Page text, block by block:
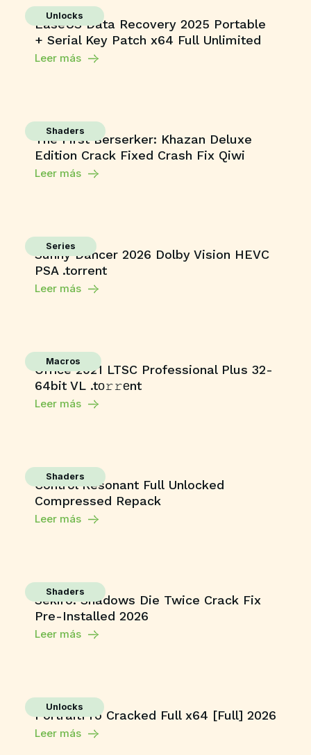
Unlocks
EaseUS Data Recovery 2025 Portable
+ Serial Key Patch x64 Full Unlimited
Leer más
Shaders
The First Berserker: Khazan Deluxe
Edition Crack Fixed Crash Fix Qiwi
Leer más
Series
Sunny Dancer 2026 Dolby Vision HEVC
PSA .torrent
Leer más
Macros
Office 2021 LTSC Professional Plus 32-
64bit VL .tо𝚛𝚛еnt
Leer más
Shaders
Control Resonant Full Unlocked
Compressed Repack
Leer más
Shaders
Sekiro: Shadows Die Twice Crack Fix
Pre-Installed 2026
Leer más
Unlocks
PortraitPro Cracked Full x64 [Full] 2026
Leer más